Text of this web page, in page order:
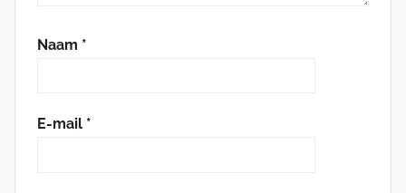
Naam *
E-mail *